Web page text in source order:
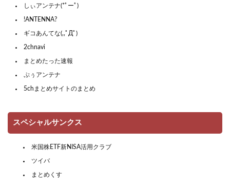
しぃアンテナ(*ﾟーﾟ)
!ANTENNA?
ギコあんてな(,,ﾟДﾟ)
2chnavi
まとめたった速報
ぷぅアンテナ
5chまとめサイトのまとめ
スペシャルサンクス
米国株ETF新NISA活用クラブ
ツイバ
まとめくす